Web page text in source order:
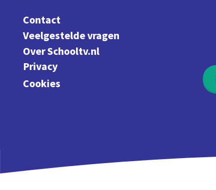
Contact
Veelgestelde vragen
Over Schooltv.nl
Privacy
Cookies